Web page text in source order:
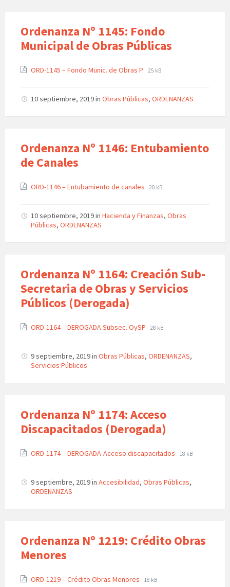
Ordenanza Nº 1145: Fondo
Municipal de Obras Públicas
ORD-1145 – Fondo Munic. de Obras P. 25 kB
10 septiembre, 2019in Obras Públicas, ORDENANZAS
Ordenanza Nº 1146: Entubamiento
de Canales
ORD-1146 – Entubamiento de canales 20 kB
10 septiembre, 2019in Hacienda y Finanzas, Obras
Públicas, ORDENANZAS
Ordenanza Nº 1164: Creación Sub-
Secretaria de Obras y Servicios
Públicos (Derogada)
ORD-1164 – DEROGADA Subsec. OySP 28 kB
9 septiembre, 2019in Obras Públicas, ORDENANZAS,
Servicios Públicos
Ordenanza Nº 1174: Acceso
Discapacitados (Derogada)
ORD-1174 – DEROGADA-Acceso discapacitados 18 kB
9 septiembre, 2019in Accesibilidad, Obras Públicas,
ORDENANZAS
Ordenanza Nº 1219: Crédito Obras
Menores
ORD-1219 – Crédito Obras Menores 18 kB